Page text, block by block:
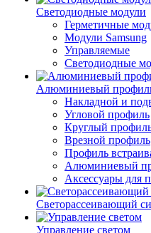
Светодиодные модули
Герметичные
Модули Samsung
Управляемые
Светодиодные
Алюминиевый
Накладной и
Угловой профиль
Круглый
Врезной профиль
Профиль
Алюминиевый
Аксессуары для
Светорассеивающий
Управление светом